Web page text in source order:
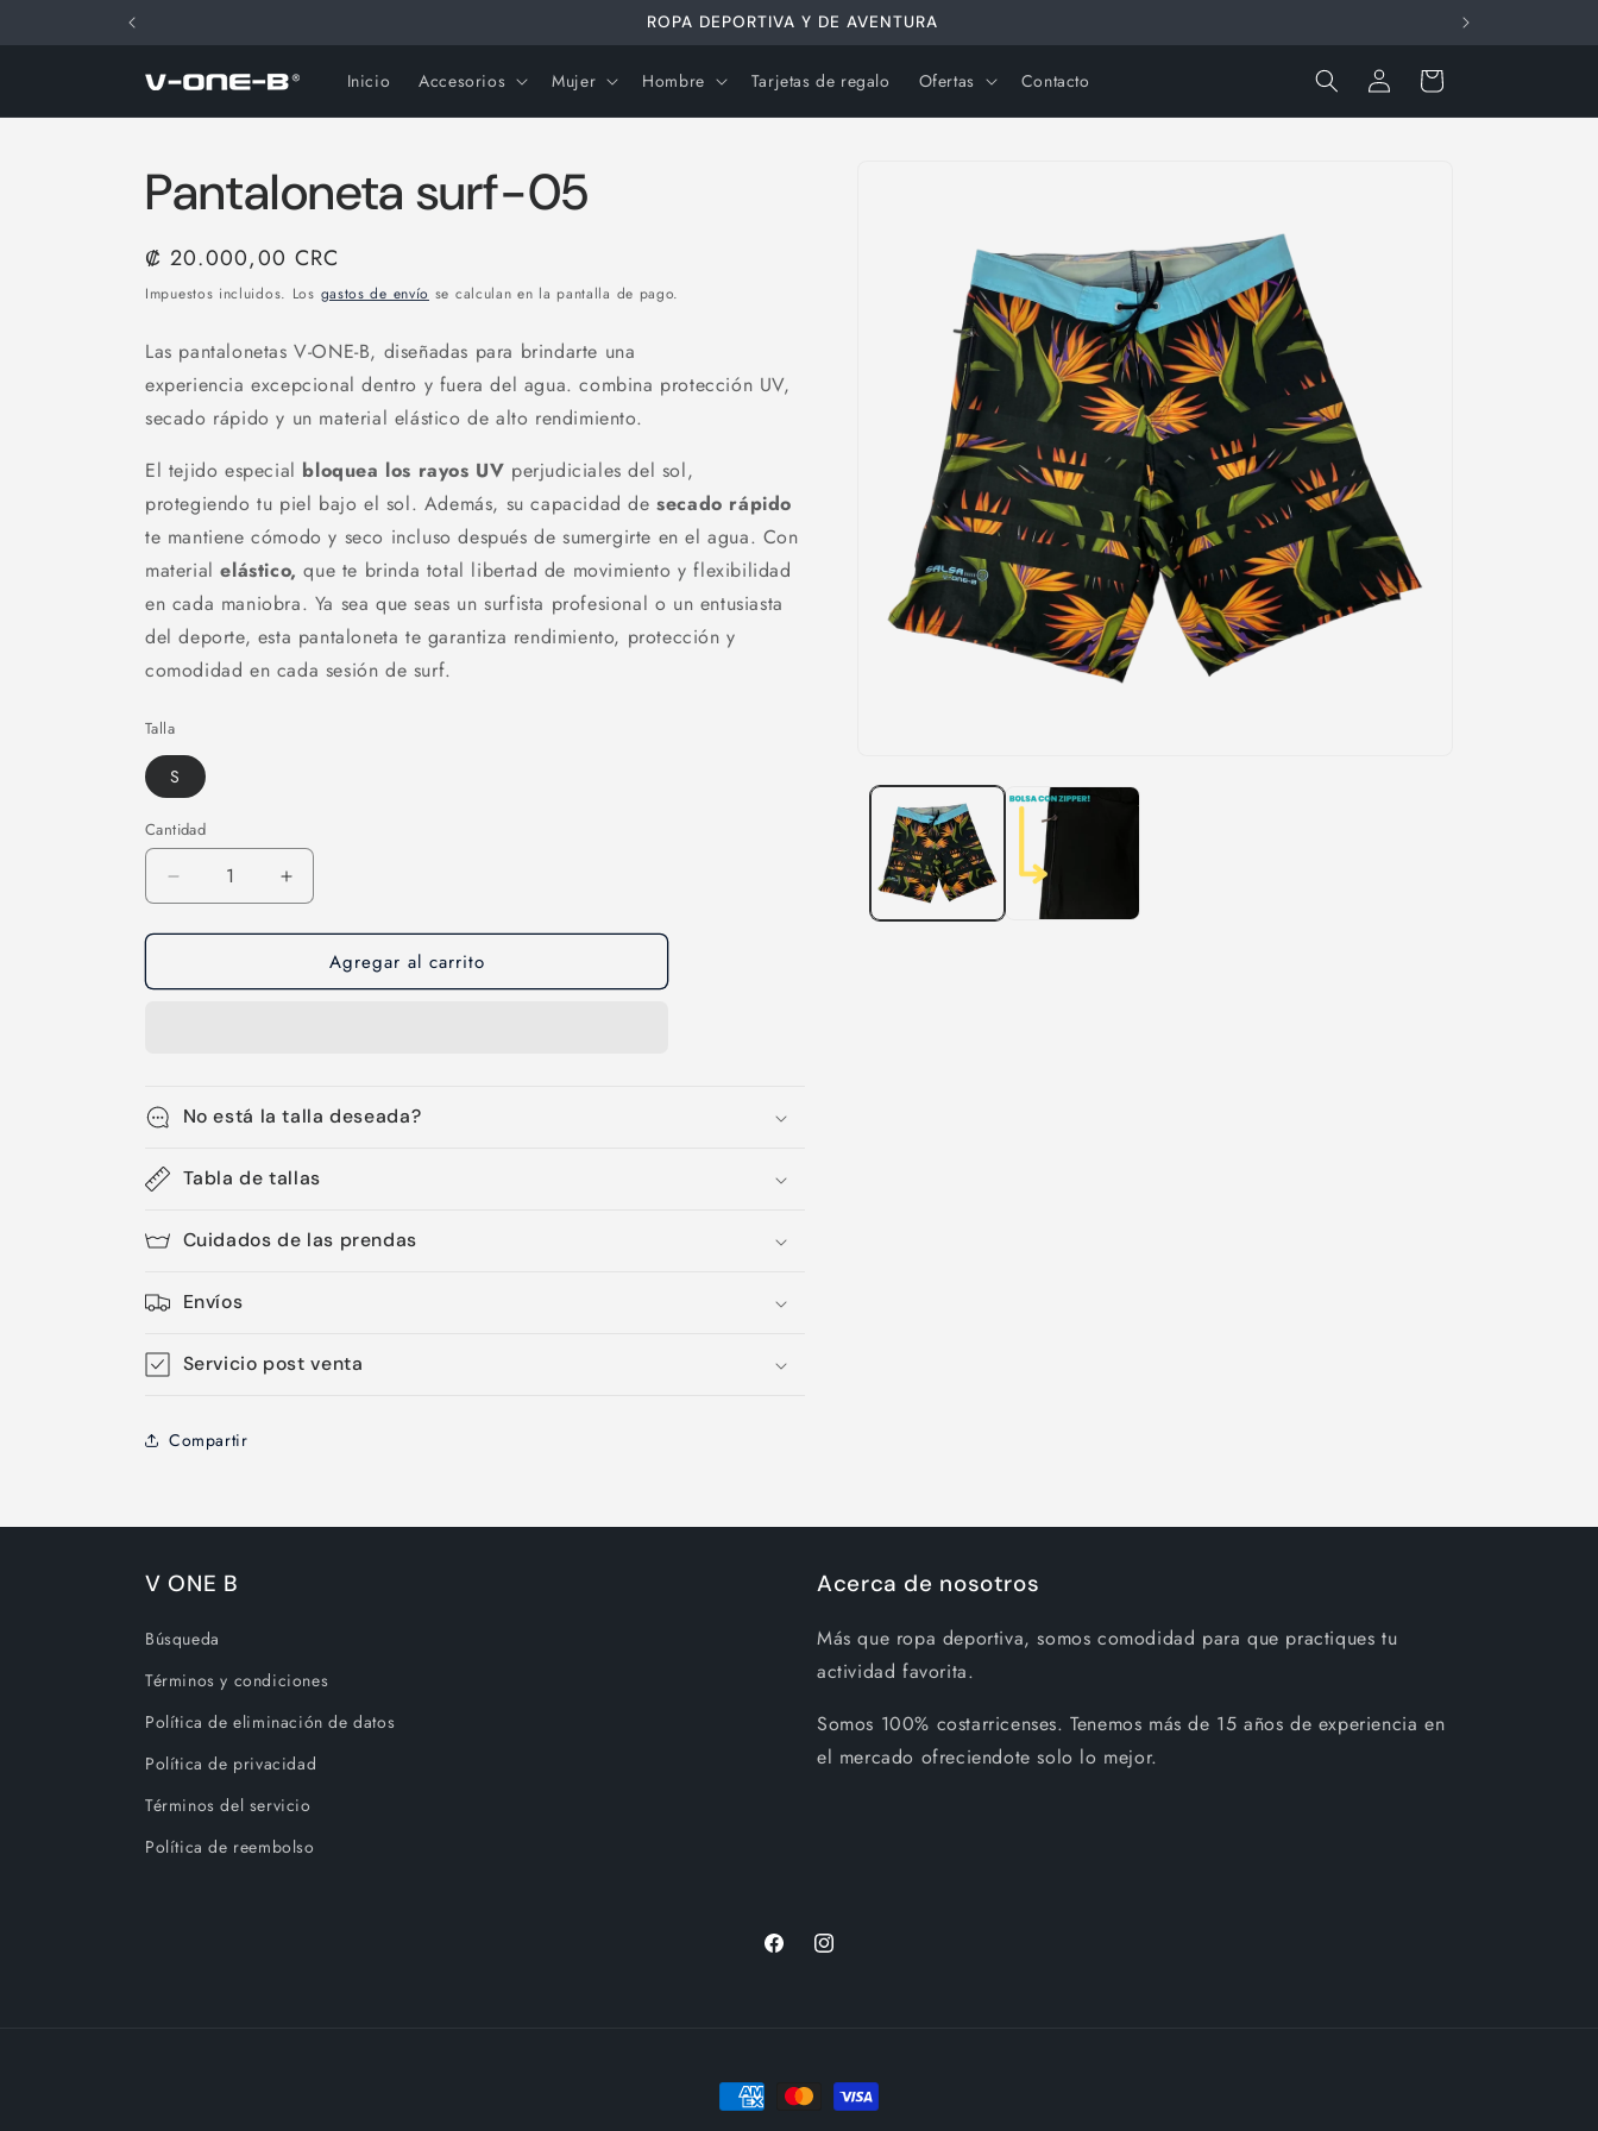
al contenido
ROPA DEPORTIVA Y DE AVENTURA
Inicio Accesorios Mujer Hombre Tarjetas de regalo Ofertas Contacto
Iniciar
sesión
Carrito
elemento
multimedia
ventana
modal
Pantaloneta surf-05
Precio
habitual
₡ 20.000,00 CRC
Impuestos incluidos. Los gastos de envío se calculan en la pantalla de pago.
Las pantalonetas V-ONE-B, diseñadas para brindarte una
experiencia excepcional dentro y fuera del agua. combina protección UV,
secado rápido y un material elástico de alto rendimiento.
El tejido especial bloquea los rayos UV perjudiciales del sol,
protegiendo tu piel bajo el sol. Además, su capacidad desecado rápido
te mantiene cómodo y seco incluso después de sumergirte en el agua. Con
materialelástico, que te brinda total libertad de movimiento y flexibilidad
en cada maniobra. Ya sea que seas un surfista profesional o un entusiasta
del deporte, esta pantaloneta te garantiza rendimiento, protección y
comodidad en cada sesión de surf.
Talla
S
Cantidad
Cantidad
Reducir
cantidad
para
surf-
Aumentar
cantidad
para
Pantaloneta
surf-
Agregar al carrito
No está la talla deseada?
Tabla de tallas
Cuidados de las prendas
Envíos
Servicio post venta
Compartir
V ONE B
Búsqueda
Términos y condiciones
Política de eliminación de datos
Política de privacidad
Términos del servicio
Política de reembolso
Acerca de nosotros
Más que ropa deportiva, somos comodidad para que practiques tu
actividad favorita.
Somos 100% costarricenses. Tenemos más de 15 años de experiencia en
el mercado ofreciendote solo lo mejor.
FacebookInstagram
Formas